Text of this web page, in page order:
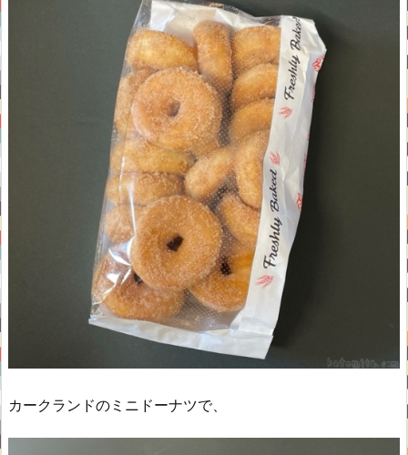
カークランドのミニドーナツで、